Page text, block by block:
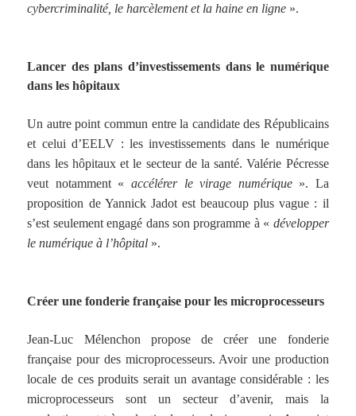
cybercriminalité, le harcèlement et la haine en ligne ».
Lancer des plans d’investissements dans le numérique
dans les hôpitaux
Un autre point commun entre la candidate des Républicains
et celui d’EELV : les investissements dans le numérique
dans les hôpitaux et le secteur de la santé. Valérie Pécresse
veut notamment « accélérer le virage numérique ». La
proposition de Yannick Jadot est beaucoup plus vague : il
s’est seulement engagé dans son programme à « développer
le numérique à l’hôpital ».
Créer une fonderie française pour les microprocesseurs
Jean-Luc Mélenchon propose de créer une fonderie
française pour des microprocesseurs. Avoir une production
locale de ces produits serait un avantage considérable : les
microprocesseurs sont un secteur d’avenir, mais la